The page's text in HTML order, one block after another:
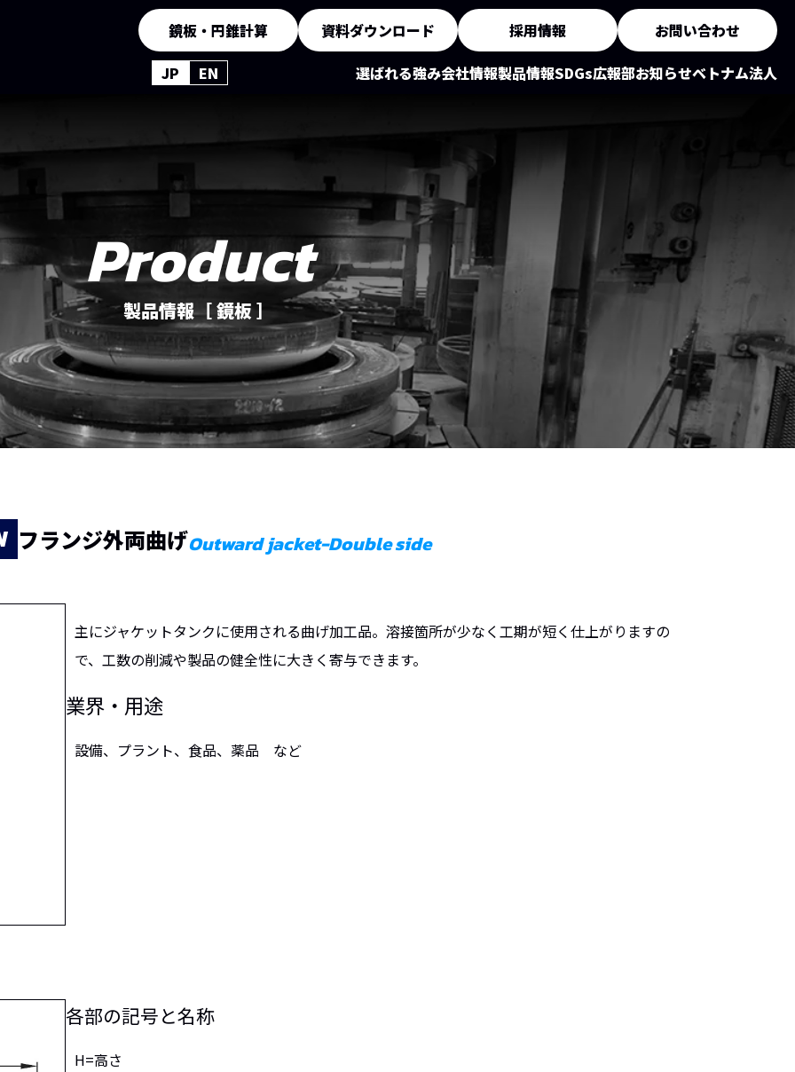
鏡板・円錐計算 資料ダウンロード 採用情報
お問い合わせ
選ばれる強み会社情報製品情報SDGs広報部お知らせベトナム法人
JP EN
Product
製品情報［ 鏡板 ］
フランジ外両曲げOutward jacket-Double side
主にジャケットタンクに使用される曲げ加工品。溶接箇所が少なく工期が短く仕上がりますの
で、工数の削減や製品の健全性に大きく寄与できます。
業界・用途
設備、プラント、食品、薬品 など
各部の記号と名称
H=高さ